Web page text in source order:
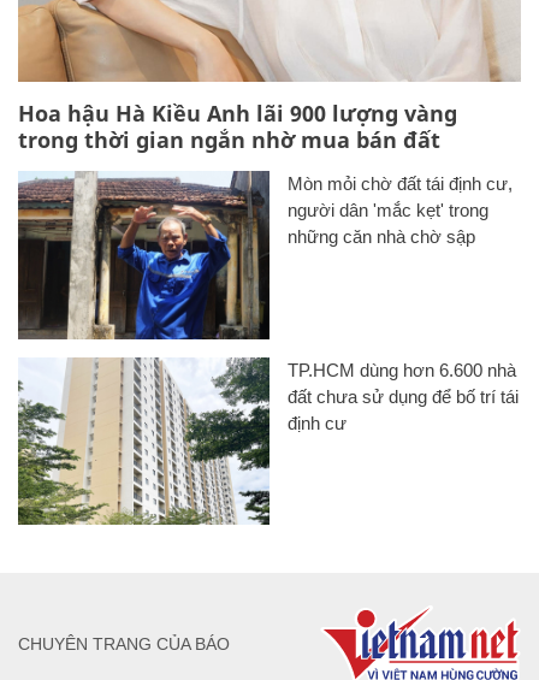
Hoa hậu Hà Kiều Anh lãi 900 lượng vàng
trong thời gian ngắn nhờ mua bán đất
Mòn mỏi chờ đất tái định cư,
người dân 'mắc kẹt' trong
những căn nhà chờ sập
TP.HCM dùng hơn 6.600 nhà
đất chưa sử dụng để bố trí tái
định cư
CHUYÊN TRANG CỦA BÁO